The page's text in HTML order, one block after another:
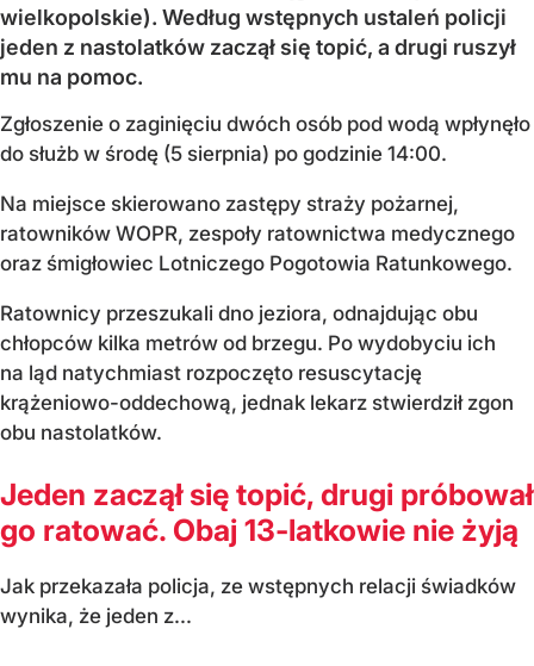
wielkopolskie). Według wstępnych ustaleń policji
jeden z nastolatków zaczął się topić, a drugi ruszył
mu na pomoc.
Zgłoszenie o zaginięciu dwóch osób pod wodą wpłynęło
do służb w środę (5 sierpnia) po godzinie 14:00.
Na miejsce skierowano zastępy straży pożarnej,
ratowników WOPR, zespoły ratownictwa medycznego
oraz śmigłowiec Lotniczego Pogotowia Ratunkowego.
Ratownicy przeszukali dno jeziora, odnajdując obu
chłopców kilka metrów od brzegu. Po wydobyciu ich
na ląd natychmiast rozpoczęto resuscytację
krążeniowo-oddechową, jednak lekarz stwierdził zgon
obu nastolatków.
Jeden zaczął się topić, drugi próbował
go ratować. Obaj 13-latkowie nie żyją
Jak przekazała policja, ze wstępnych relacji świadków
wynika, że jeden z...